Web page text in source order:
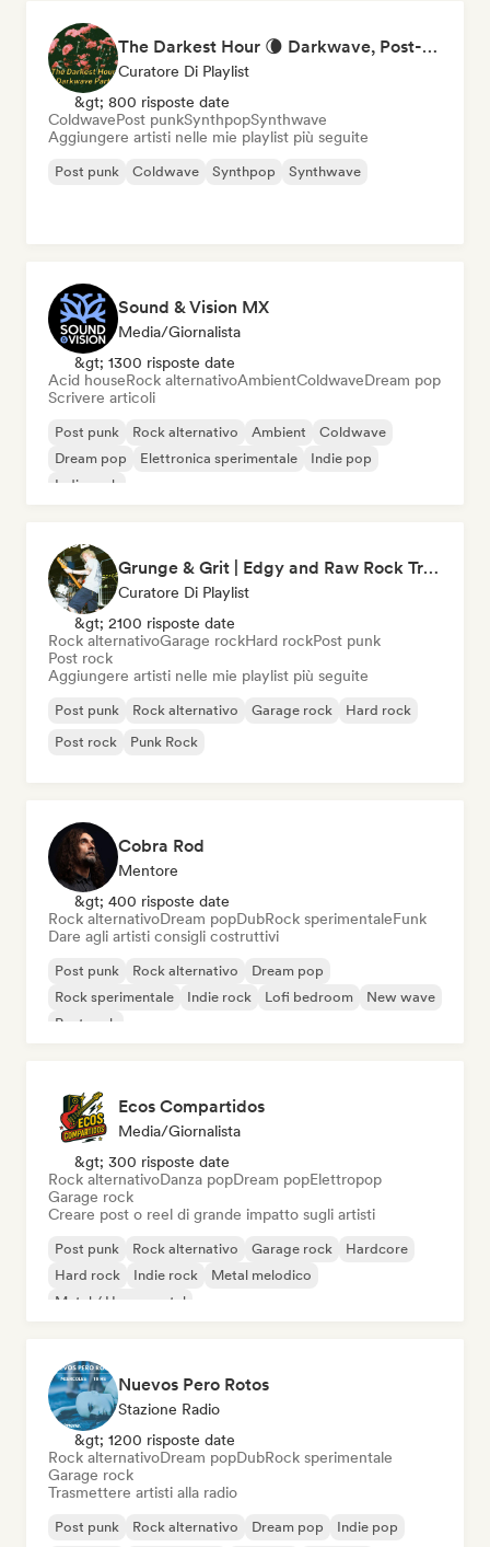
The Darkest Hour 🌘 Darkwave, Post-Punk & Coldwave
Curatore Di Playlist
&gt; 800 risposte date
ColdwavePost punkSynthpopSynthwave
Aggiungere artisti nelle mie playlist più seguite
Post punk Coldwave Synthpop Synthwave
Sound & Vision MX
Media/Giornalista
&gt; 1300 risposte date
Acid houseRock alternativoAmbientColdwaveDream pop
Scrivere articoli
Post punk Rock alternativo Ambient
Coldwave
Dream pop
Elettronica sperimentale
Indie pop
Indie rock
Grunge & Grit | Edgy and Raw Rock Tracks
Curatore Di Playlist
&gt; 2100 risposte date
Rock alternativoGarage rockHard rockPost punk
Post rock
Aggiungere artisti nelle mie playlist più seguite
Post punk Rock alternativo Garage rock
Hard rock
Post rock
Punk Rock
Cobra Rod
Mentore
&gt; 400 risposte date
Rock alternativoDream popDubRock sperimentaleFunk
Dare agli artisti consigli costruttivi
Post punk Rock alternativo
Dream pop
Rock sperimentale
Indie rock Lofi bedroom
New wave
Post rock
Ecos Compartidos
Media/Giornalista
&gt; 300 risposte date
Rock alternativoDanza popDream popElettropop
Garage rock
Creare post o reel di grande impatto sugli artisti
Post punk Rock alternativo Garage rock
Hardcore
Hard rock
Indie rock
Metal melodico
Metal / Heavy metal
Nuevos Pero Rotos
Stazione Radio
&gt; 1200 risposte date
Rock alternativoDream popDubRock sperimentale
Garage rock
Trasmettere artisti alla radio
Post punk Rock alternativo Dream pop Indie pop